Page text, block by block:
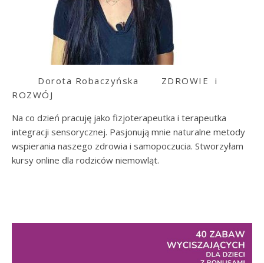
Dorota Robaczyńska ZDROWIE i
ROZWÓJ
Na co dzień pracuję jako fizjoterapeutka i terapeutka
integracji sensorycznej. Pasjonują mnie naturalne metody
wspierania naszego zdrowia i samopoczucia. Stworzyłam
kursy online dla rodziców niemowląt.